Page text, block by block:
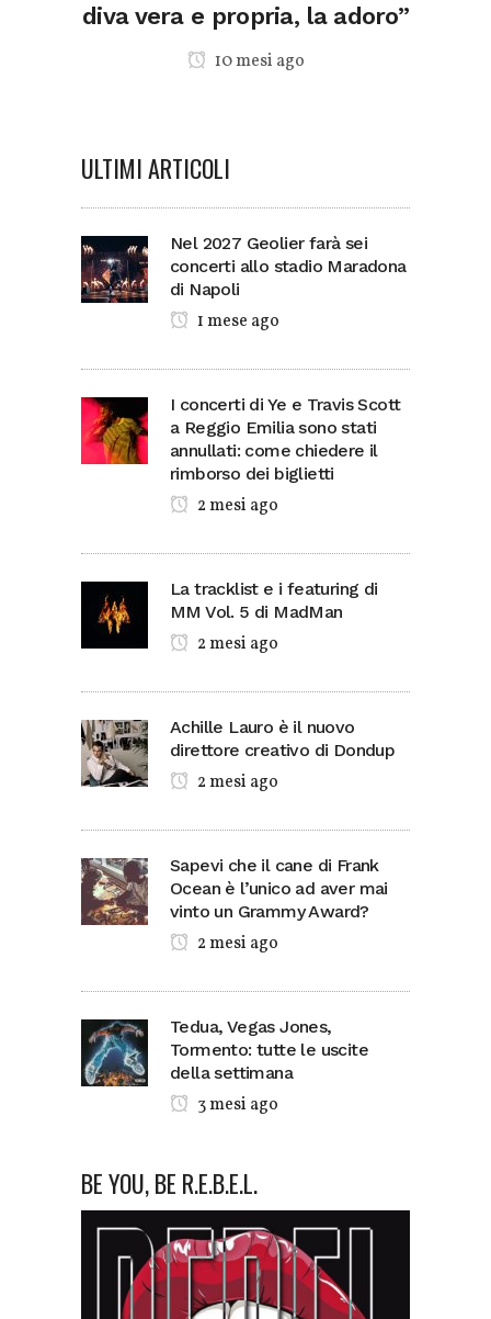
diva vera e propria, la adoro”
10 mesi ago
ULTIMI ARTICOLI
Nel 2027 Geolier farà sei
concerti allo stadio Maradona
di Napoli
1 mese ago
I concerti di Ye e Travis Scott
a Reggio Emilia sono stati
annullati: come chiedere il
rimborso dei biglietti
2 mesi ago
La tracklist e i featuring di
MM Vol. 5 di MadMan
2 mesi ago
Achille Lauro è il nuovo
direttore creativo di Dondup
2 mesi ago
Sapevi che il cane di Frank
Ocean è l’unico ad aver mai
vinto un Grammy Award?
2 mesi ago
Tedua, Vegas Jones,
Tormento: tutte le uscite
della settimana
3 mesi ago
BE YOU, BE R.E.B.E.L.